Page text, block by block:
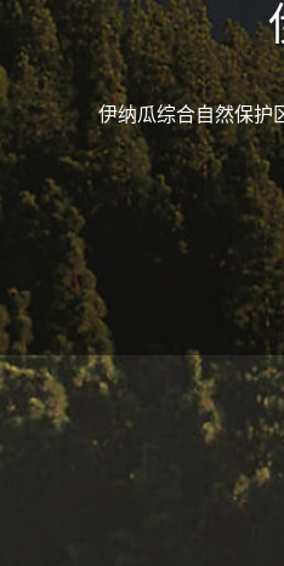
伊纳瓜综合自然保护